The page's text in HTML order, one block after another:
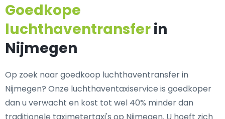
Goedkope
luchthaventransferin
Nijmegen
Op zoek naar goedkoop luchthaventransfer in
Nijmegen? Onze luchthaventaxiservice is goedkoper
dan u verwacht en kost tot wel 40% minder dan